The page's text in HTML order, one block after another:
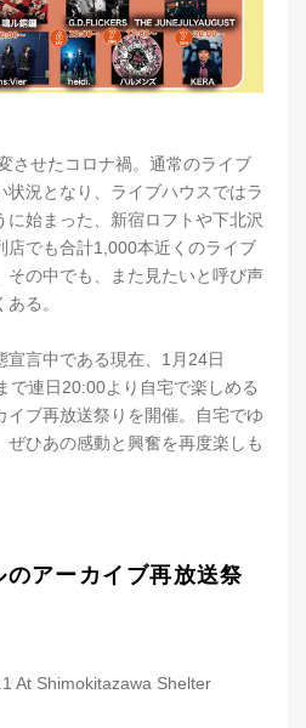
させたコロナ禍。通常のライブ
状況となり、ライブハウスではラ
に始まった、新宿ロフトや下北沢
店でも合計1,000本近くのライブ
その中でも、また見たいと呼び声
る。
宣言中である現在、1月24日
で連日20:00より自宅で楽しめる
イブ再放送祭りを開催。自宅でゆ
ぜひあの感動と興奮を再度楽しも
のアーカイブ再放送祭
At Shimokitazawa Shelter